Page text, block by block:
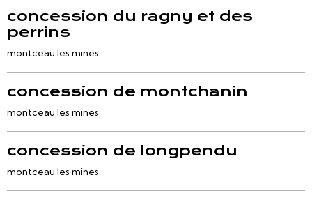
concession du ragny et des
perrins
montceau les mines
concession de montchanin
montceau les mines
concession de longpendu
montceau les mines